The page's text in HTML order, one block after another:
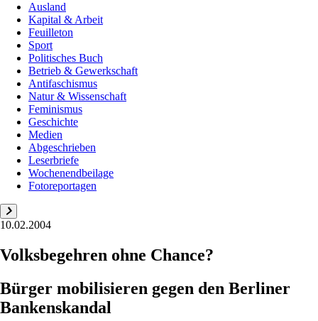
Ausland
Kapital & Arbeit
Feuilleton
Sport
Politisches Buch
Betrieb & Gewerkschaft
Antifaschismus
Natur & Wissenschaft
Feminismus
Geschichte
Medien
Abgeschrieben
Leserbriefe
Wochenendbeilage
Fotoreportagen
10.02.2004
Volksbegehren ohne Chance?
Bürger mobilisieren gegen den Berliner
Bankenskandal